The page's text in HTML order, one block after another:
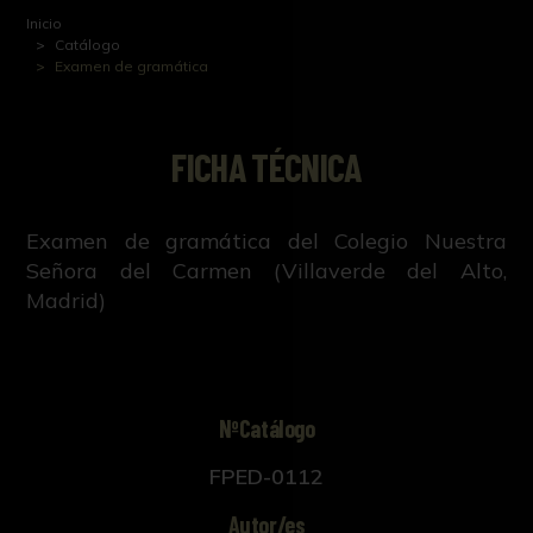
Inicio
Catálogo
Examen de gramática
FICHA TÉCNICA
Examen de gramática del Colegio Nuestra
Señora del Carmen (Villaverde del Alto,
Madrid)
NºCatálogo
FPED-0112
Autor/es